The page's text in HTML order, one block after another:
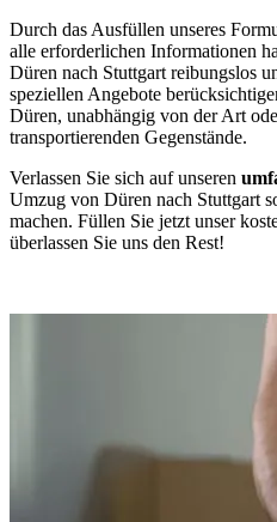
Durch das Ausfüllen unseres
alle erforderlichen Informationen
Düren nach Stuttgart reibungslos
speziellen Angebote
Düren, unabhängig von der Art
transportierenden Gegenstände.
Verlassen Sie sich auf unseren
Umzug von Düren nach Stuttgart
machen. Füllen Sie jetzt unser
überlassen Sie uns den Rest!